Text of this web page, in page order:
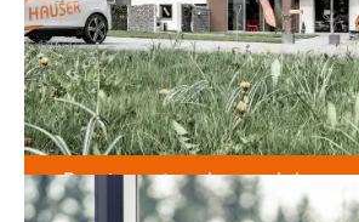
Beratungstermin vereinbaren